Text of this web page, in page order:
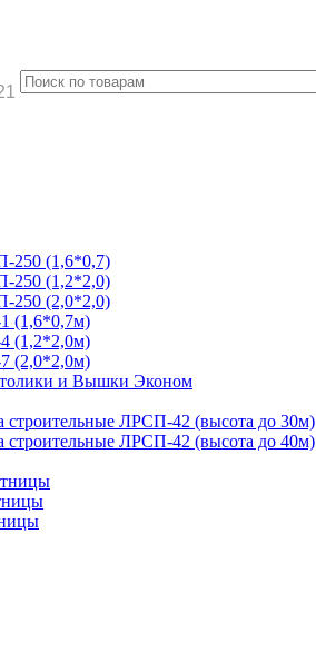
(1,6*0,7)
(1,2*2,0)
(2,0*2,0)
(1,6*0,7м)
(1,2*2,0м)
(2,0*2,0м)
и Вышки Эконом
строительные ЛРСП-42 (высота до 30м)
строительные ЛРСП-42 (высота до 40м)